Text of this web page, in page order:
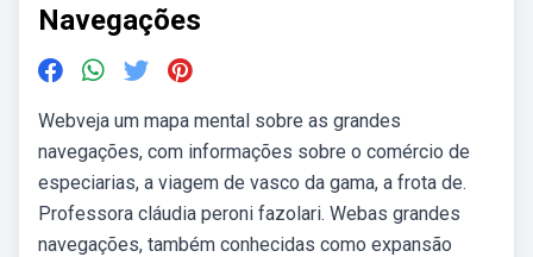
Navegações
Webveja um mapa mental sobre as grandes
navegações, com informações sobre o comércio de
especiarias, a viagem de vasco da gama, a frota de.
Professora cláudia peroni fazolari. Webas grandes
navegações, também conhecidas como expansão